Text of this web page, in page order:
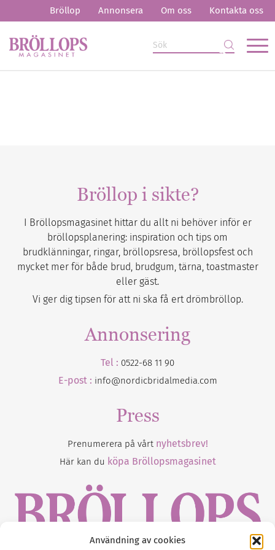
Användning av cookies
Bröllop Annonsera Om oss Kontakta oss
Bröllop i sikte?
I Bröllopsmagasinet hittar du allt ni behöver inför er
bröllopsplanering: inspiration och tips om
brudklänningar, ringar, bröllopsresa, bröllopsfest och
mycket mer för både brud, brudgum, tärna, toastmaster
eller gäst.
Vi ger dig tipsen för att ni ska få ert drömbröllop.
Annonsering
Tel : 0522-68 11 90
E-post : info@nordicbridalmedia.com
Press
Prenumerera på vårt nyhetsbrev!
Här kan du köpa Bröllopsmagasinet